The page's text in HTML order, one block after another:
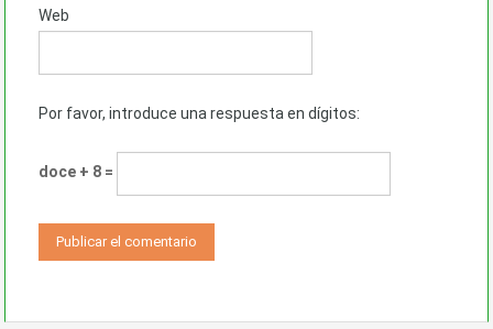
Web
Por favor, introduce una respuesta en dígitos:
doce + 8 =